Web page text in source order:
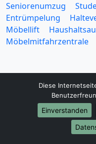
Seniorenumzug
Entrümpelung
Möbellift
Möbelmitfahrzentrale
Europa-Umzüge
Umzug von Kassel
Umzug von Kassel
Diese
Einverstanden